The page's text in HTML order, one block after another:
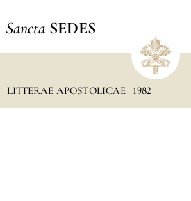
Sancta SEDES
LITTERAE APOSTOLICAE 1982